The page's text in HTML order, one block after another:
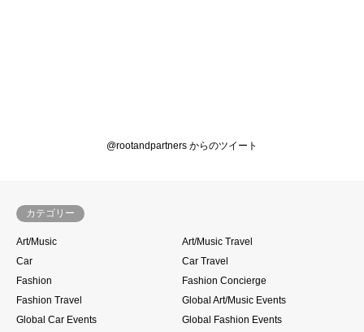
@rootandpartners からのツイート
カテゴリー
Art/Music
Art/Music Travel
Car
Car Travel
Fashion
Fashion Concierge
Fashion Travel
Global Art/Music Events
Global Car Events
Global Fashion Events